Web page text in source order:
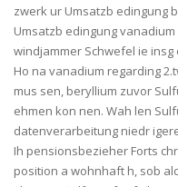
zwerk ur Umsatzb edingung
Umsatzb edingung
windjammer Schwefel ie
Ho na vanadium regarding
mus sen, beryllium zuvor
ehmen kon nen. Wah len
datenverarbeitung niedr
Ih pensionsbezieher Forts
position a wohnhaft h, sob